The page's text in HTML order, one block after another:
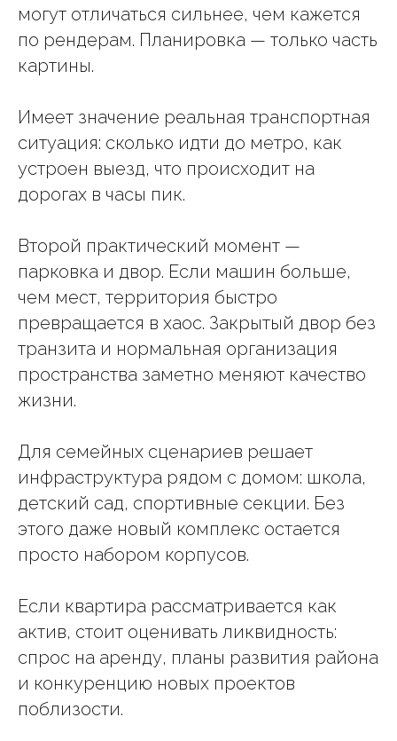
могут отличаться сильнее, чем кажется
по рендерам. Планировка — только часть
картины.
Имеет значение реальная транспортная
ситуация: сколько идти до метро, как
устроен выезд, что происходит на
дорогах в часы пик.
Второй практический момент —
парковка и двор. Если машин больше,
чем мест, территория быстро
превращается в хаос. Закрытый двор без
транзита и нормальная организация
пространства заметно меняют качество
жизни.
Для семейных сценариев решает
инфраструктура рядом с домом: школа,
детский сад, спортивные секции. Без
этого даже новый комплекс остается
просто набором корпусов.
Если квартира рассматривается как
актив, стоит оценивать ликвидность:
спрос на аренду, планы развития района
и конкуренцию новых проектов
поблизости.